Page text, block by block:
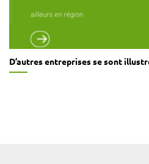
D’autres entreprises se sont